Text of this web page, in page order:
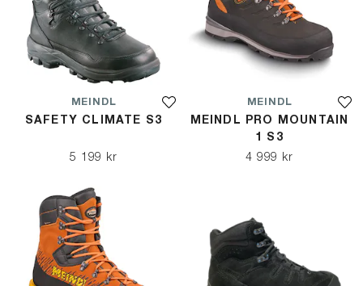
MEINDL
SAFETY CLIMATE S3
5 199 kr
MEINDL
MEINDL PRO MOUNTAIN
1 S3
4 999 kr